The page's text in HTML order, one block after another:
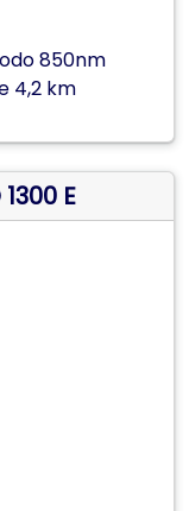
850nm
4,2 km
E